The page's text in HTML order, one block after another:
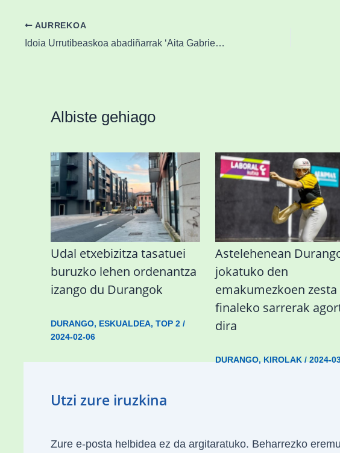
AURREKOA
Idoia Urrutibeaskoa abadiñarrak ‘Aita Gabriel Jauregi’ saria jaso du Iruñean
Albiste gehiago
Udal etxebizitza tasatuei
buruzko lehen ordenantza
izango du Durangok
DURANGO, ESKUALDEA, TOP 2/
2024-02-06
Astelehenean
jokatuko den
emakumezkoen zesta
finaleko sarrerak
dira
DURANGO, KIROLAK /2024-
Utzi zure iruzkina
Zure e-posta helbidea ez da argitaratuko. Beharrezko